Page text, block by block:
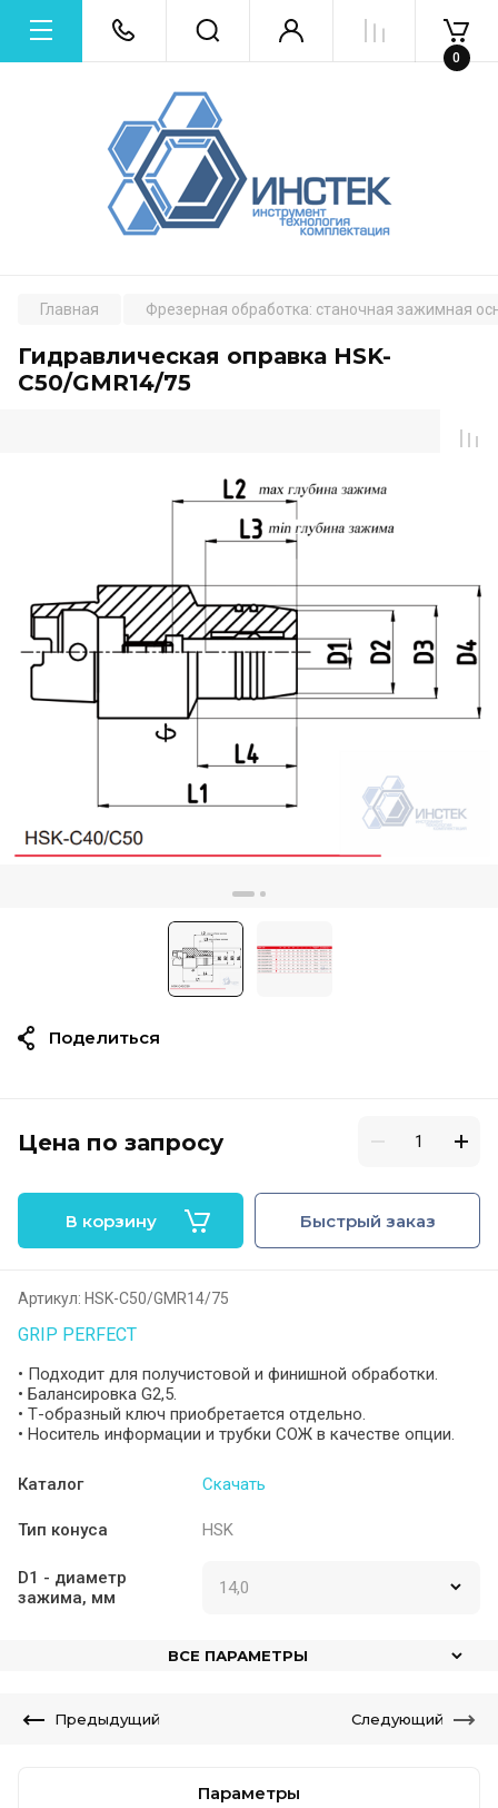
0
Главная Фрезерная обработка: станочная зажимная
Гидравлическая оправка HSK-
C50/GMR14/75
Цена по запросу
В корзину Быстрый заказ
Артикул: HSK-C50/GMR14/75
GRIP PERFECT
• Подходит для получистовой и финишной обработки.
• Балансировка G2,5.
• Т-образный ключ приобретается отдельно.
• Носитель информации и трубки СОЖ в качестве опции.
Каталог Скачать
Тип конуса HSK
D1 - диаметр
зажима, мм
ВСЕ ПАРАМЕТРЫ
Поделиться
Предыдущий Следующий
Параметры